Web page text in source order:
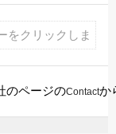
のページのContactか